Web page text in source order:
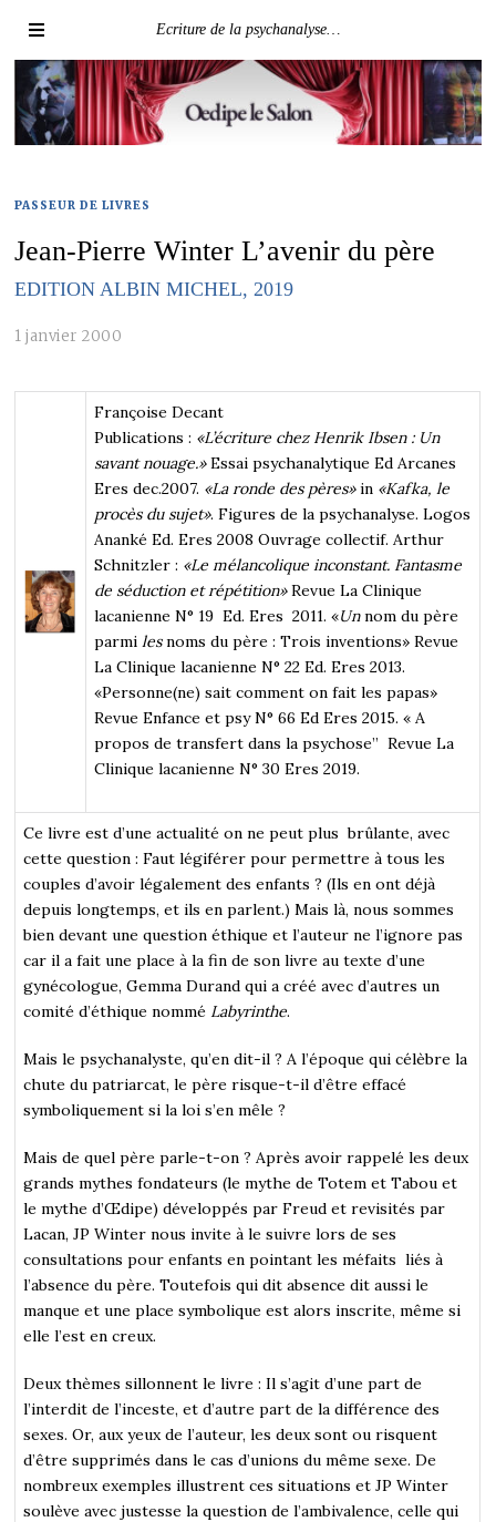
Ecriture de la psychanalyse…
PASSEUR DE LIVRES
Jean-Pierre Winter L’avenir du père
EDITION ALBIN MICHEL, 2019
1 janvier 2000
Françoise Decant
Publications : «L’écriture chez Henrik Ibsen : Un
savant nouage.»Essai psychanalytique Ed Arcanes
Eres dec.2007. «La ronde des pères»in «Kafka, le
procès du sujet». Figures de la psychanalyse. Logos
Ananké Ed. Eres 2008 Ouvrage collectif. Arthur
Schnitzler : «Le mélancolique inconstant. Fantasme
de séduction et répétition»Revue La Clinique
lacanienne N° 19 Ed. Eres 2011. «Unnom du père
parmi lesnoms du père : Trois inventions» Revue
La Clinique lacanienne N° 22 Ed. Eres 2013.
«Personne(ne) sait comment on fait les papas»
Revue Enfance et psy N° 66 Ed Eres 2015. « A
propos de transfert dans la psychose” Revue La
Clinique lacanienne N° 30 Eres 2019.
Ce livre est d’une actualité on ne peut plus brûlante, avec
cette question : Faut légiférer pour permettre à tous les
couples d’avoir légalement des enfants ? (Ils en ont déjà
depuis longtemps, et ils en parlent.) Mais là, nous sommes
bien devant une question éthique et l’auteur ne l’ignore pas
car il a fait une place à la fin de son livre au texte d’une
gynécologue, Gemma Durand qui a créé avec d’autres un
comité d’éthique nommé Labyrinthe.
Mais le psychanalyste, qu’en dit-il ? A l’époque qui célèbre la
chute du patriarcat, le père risque-t-il d’être effacé
symboliquement si la loi s’en mêle ?
Mais de quel père parle-t-on ? Après avoir rappelé les deux
grands mythes fondateurs (le mythe de Totem et Tabou et
le mythe d’Œdipe) développés par Freud et revisités par
Lacan, JP Winter nous invite à le suivre lors de ses
consultations pour enfants en pointant les méfaits liés à
l’absence du père. Toutefois qui dit absence dit aussi le
manque et une place symbolique est alors inscrite, même si
elle l’est en creux.
Deux thèmes sillonnent le livre : Il s’agit d’une part de
l’interdit de l’inceste, et d’autre part de la différence des
sexes. Or, aux yeux de l’auteur, les deux sont ou risquent
d’être supprimés dans le cas d’unions du même sexe. De
nombreux exemples illustrent ces situations et JP Winter
soulève avec justesse la question de l’ambivalence, celle qui